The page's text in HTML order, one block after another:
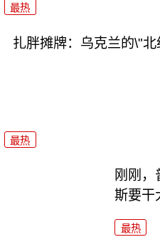
最热
扎胖摊牌：乌克兰的\"北
最热
刚刚，
斯要干
最热